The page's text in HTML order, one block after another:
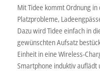
Mit Tidee kommt Ordnung
Platzprobleme,
Dazu wird Tidee einfach in
gewünschten Aufsatz
Einheit in eine Wireless-
Smartphone induktiv auflädt